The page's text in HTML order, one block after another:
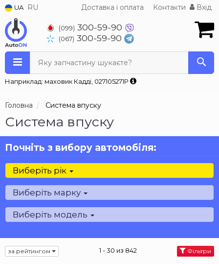
UA RU Доставка і оплата Контакти Вхід
(099) 300-59-90
(067) 300-59-90
Яку запчастину шукаєте?
Наприклад: маховик Кадді, 027105271P
Головна Система впуску
Система впуску
Почніть з вибору автомобіля:
Виберіть рік
Виберіть марку
Виберіть модель
за рейтингом 1 - 30 из 842 Фільтри